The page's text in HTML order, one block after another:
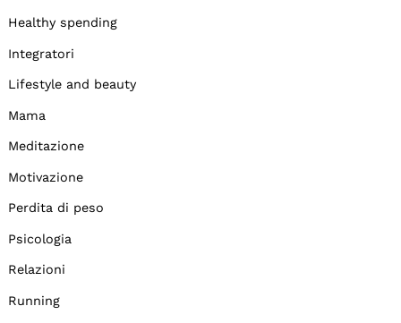
Healthy spending
Integratori
Lifestyle and beauty
Mama
Meditazione
Motivazione
Perdita di peso
Psicologia
Relazioni
Running